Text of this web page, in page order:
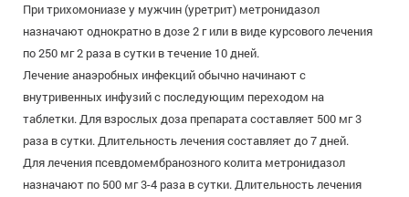
При трихомониазе у мужчин (уретрит) метронидазол
назначают однократно в дозе 2 г или в виде курсового лечения
по 250 мг 2 раза в сутки в течение 10 дней.
Лечение анаэробных инфекций обычно начинают с
внутривенных инфузий с последующим переходом на
таблетки. Для взрослых доза препарата составляет 500 мг 3
раза в сутки. Длительность лечения составляет до 7 дней.
Для лечения псевдомембранозного колита метронидазол
назначают по 500 мг 3-4 раза в сутки. Длительность лечения